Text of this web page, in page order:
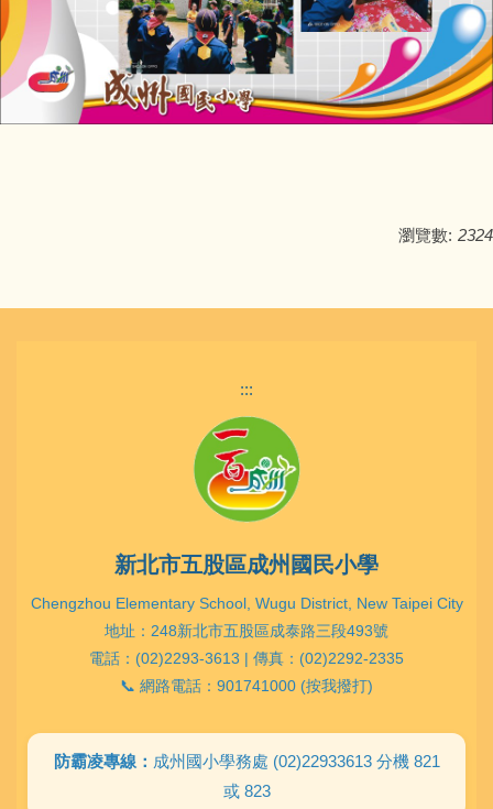
瀏覽數: 2324
:::
新北市五股區成州國民小學
Chengzhou Elementary School, Wugu District, New Taipei City
地址：248新北市五股區成泰路三段493號
電話：(02)2293-3613 | 傳真：(02)2292-2335
📞 網路電話：901741000 (按我撥打)
防霸凌專線： 成州國小學務處 (02)22933613 分機 821
或 823